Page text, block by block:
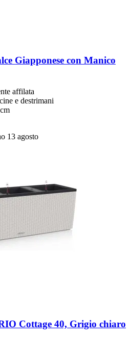
Giapponese con Manico
affilata
e destrimani
13 agosto
Cottage 40, Grigio chiaro